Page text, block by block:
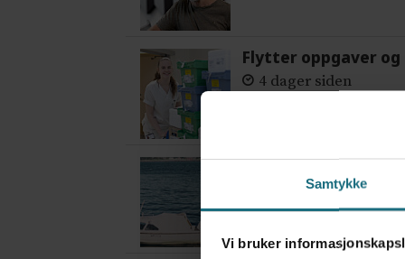
Samtykke
Vi bruker
Flytter oppgaver
4 dager siden
Var alene på vakt i
2 dager siden